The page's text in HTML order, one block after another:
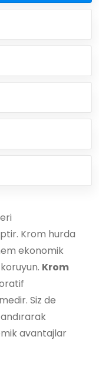
Krom hurda
ekonomik
Krom
Siz de
avantajlar